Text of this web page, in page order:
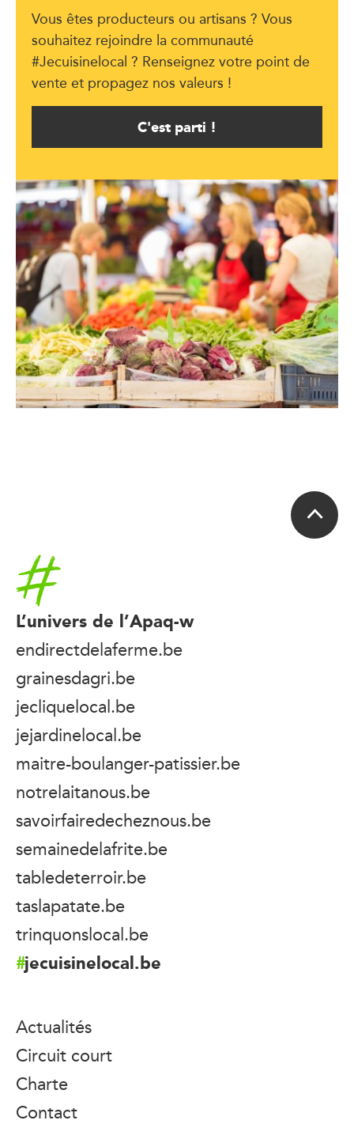
Vous êtes producteurs ou artisans ? Vous
souhaitez rejoindre la communauté
#Jecuisinelocal ? Renseignez votre point de
vente et propagez nos valeurs !
C'est parti !
Accueil
L’univers de l’Apaq-w
endirectdelaferme.be
grainesdagri.be
jecliquelocal.be
jejardinelocal.be
maitre-boulanger-patissier.be
notrelaitanous.be
savoirfairedecheznous.be
semainedelafrite.be
tabledeterroir.be
taslapatate.be
trinquonslocal.be
jecuisinelocal.be
Actualités
Circuit court
Charte
Contact